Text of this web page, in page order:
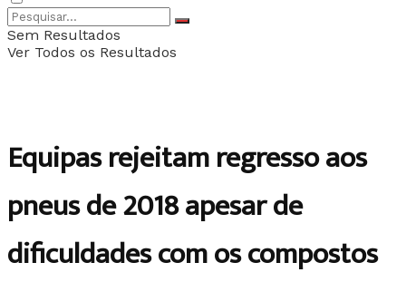
Sem Resultados
Ver Todos os Resultados
Equipas rejeitam regresso aos
pneus de 2018 apesar de
dificuldades com os compostos